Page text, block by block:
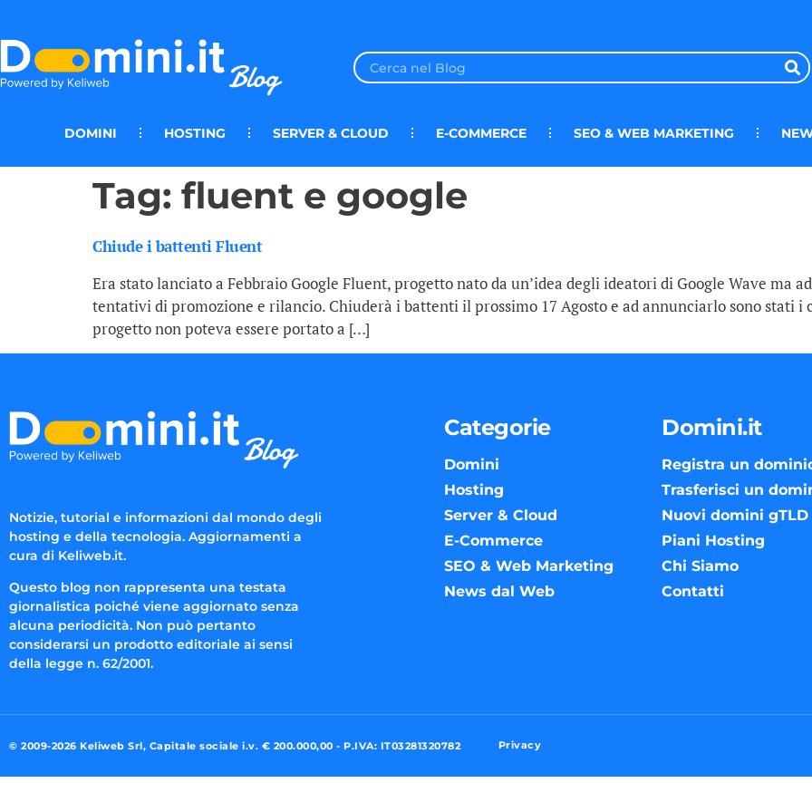
DOMINI HOSTING SERVER & CLOUD E-COMMERCE SEO & WEB MARKETING
Tag: fluent e google
Chiude i battenti Fluent
Era stato lanciato a Febbraio Google Fluent, progetto nato da un’idea degli ideatori di Google Wave ma
tentativi di promozione e rilancio. Chiuderà i battenti il prossimo 17 Agosto e ad annunciarlo sono stati
progetto non poteva essere portato a […]
Notizie, tutorial e informazioni dal mondo degli
hosting e della tecnologia. Aggiornamenti a
cura di Keliweb.it.
Questo blog non rappresenta una testata
giornalistica poiché viene aggiornato senza
alcuna periodicità. Non può pertanto
considerarsi un prodotto editoriale ai sensi
della legge n. 62/2001.
Categorie
Domini
Hosting
Server & Cloud
E-Commerce
SEO & Web Marketing
News dal Web
Domini.it
Registra un
Trasferisci un
Nuovi domini gTLD
Piani Hosting
Chi Siamo
Contatti
© 2009-2026 Keliweb Srl, Capitale sociale i.v. € 200.000,00 - P.IVA: IT03281320782 Privacy